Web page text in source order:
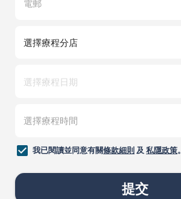
我已閱讀並同意有關條款細則及 私隱政策。
提交